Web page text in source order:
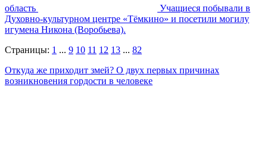
область
Учащиеся побывали в
Духовно-культурном центре «Тёмкино» и посетили могилу
игумена Никона (Воробьева).
Страницы: 1 ... 9 10 11 12 13 ... 82
Откуда же приходит змей? О двух первых причинах
возникновения гордости в человеке